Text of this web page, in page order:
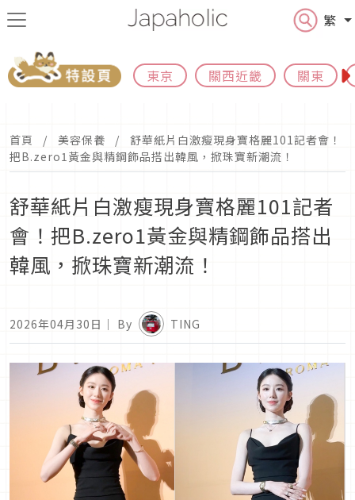
繁
東京 關西近畿 關東
首頁 美容保養
舒華紙片白激瘦現身寶格麗101記者會！
把B.zero1黃金與精鋼飾品搭出韓風，掀珠寶新潮流！
舒華紙片白激瘦現身寶格麗101記者
會！把B.zero1黃金與精鋼飾品搭出
韓風，掀珠寶新潮流！
2026年04月30日 ｜ By TING